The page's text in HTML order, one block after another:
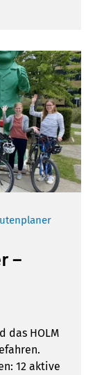
–
das HOLM
12 aktive